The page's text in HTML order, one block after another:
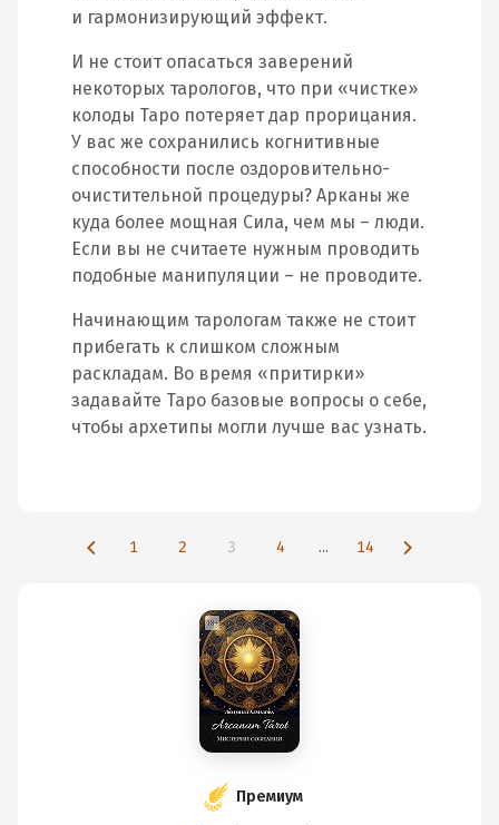
и гармонизирующий эффект.
И не стоит опасаться заверений
некоторых тарологов, что при «чистке»
колоды Таро потеряет дар прорицания.
У вас же сохранились когнитивные
способности после оздоровительно-
очистительной процедуры? Арканы же
куда более мощная Сила, чем мы – люди.
Если вы не считаете нужным проводить
подобные манипуляции – не проводите.
Начинающим тарологам также не стоит
прибегать к слишком сложным
раскладам. Во время «притирки»
задавайте Таро базовые вопросы о себе,
чтобы архетипы могли лучше вас узнать.
1 2 3 4 ... 14
Премиум